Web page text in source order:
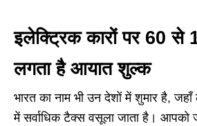
इलेक्ट्रिक कारों पर 60 से
लगता है आयात शुल्क
भारत का नाम भी उन देशों में शुमार है,
में सर्वाधिक टैक्स वसूला जाता है। आपको